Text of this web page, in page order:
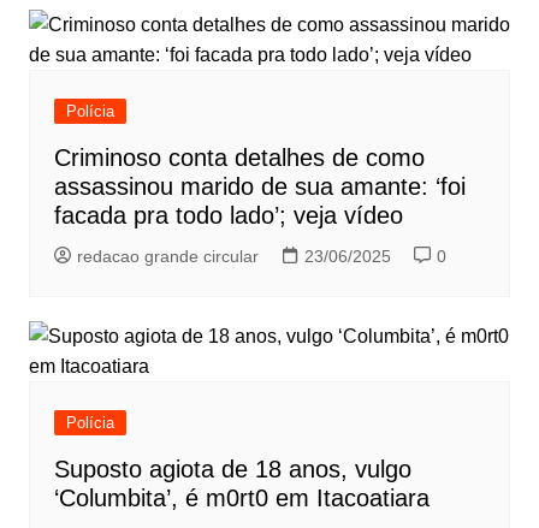
Polícia
Criminoso conta detalhes de como
assassinou marido de sua amante: ‘foi
facada pra todo lado’; veja vídeo
redacao grande circular 23/06/2025 0
Polícia
Suposto agiota de 18 anos, vulgo
‘Columbita’, é m0rt0 em Itacoatiara